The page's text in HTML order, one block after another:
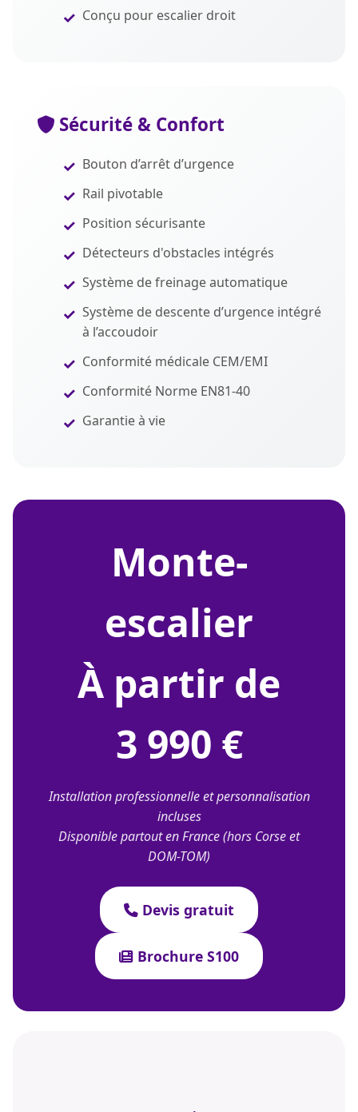
Conçu pour escalier droit
Sécurité & Confort
Bouton d’arrêt d’urgence
Rail pivotable
Position sécurisante
Détecteurs d'obstacles intégrés
Système de freinage automatique
Système de descente d’urgence intégré
à l’accoudoir
Conformité médicale CEM/EMI
Conformité Norme EN81-40
Garantie à vie
monte-
escalier
À partir de
3 990 €
Installation professionnelle et personnalisation
incluses
Disponible partout en France (hors Corse et
DOM-TOM)
Devis gratuit
Brochure S100